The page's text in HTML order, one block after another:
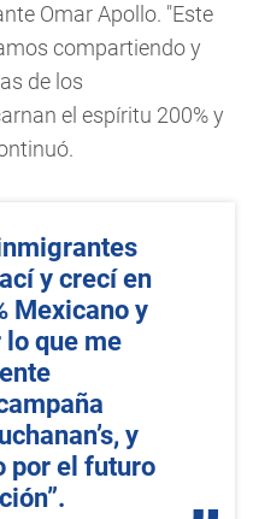
Omar Apollo. "Este
compartiendo y
de los
el espíritu 200% y
y crecí en
Mexicano y
lo que me
y
por el futuro